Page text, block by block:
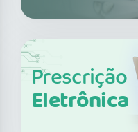
Prescrição
Eletrônica